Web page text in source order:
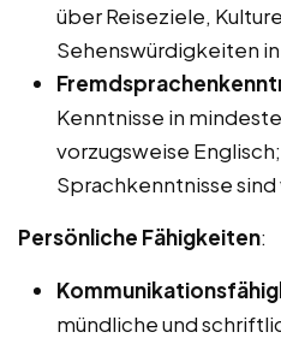
über Reiseziele,
Sehenswürdigkeiten
Kenntnisse in
vorzugsweise
Sprachkenntnisse sind
Persönliche Fähigkeiten:
mündliche und